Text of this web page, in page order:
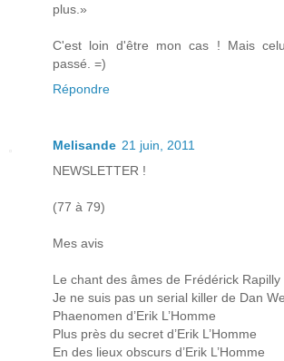
plus.»
C'est loin d'être mon cas ! Mais
passé. =)
Répondre
Melisande 21 juin, 2011
NEWSLETTER !
(77 à 79)
Mes avis
Le chant des âmes de Frédérick Rapilly
Je ne suis pas un serial killer de Dan
Phaenomen d’Erik L’Homme
Plus près du secret d’Erik L’Homme
En des lieux obscurs d’Erik L’Homme